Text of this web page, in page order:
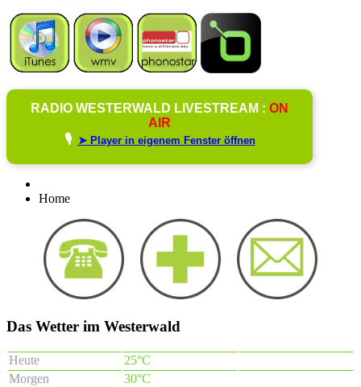
RADIO WESTERWALD LIVESTREAM : ON
AIR
🎙️ ➤ Player in eigenem Fenster öffnen
Home
Das Wetter im Westerwald
Heute
25°C
Morgen
30°C